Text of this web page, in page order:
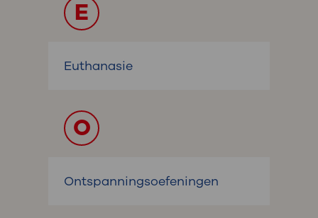
E
Euthanasie
O
Ontspanningsoefeningen